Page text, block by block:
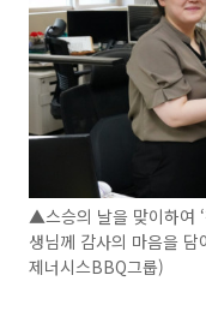
▲스승의 날을 맞이하여
생님께 감사의 마음을
제너시스BBQ그룹)